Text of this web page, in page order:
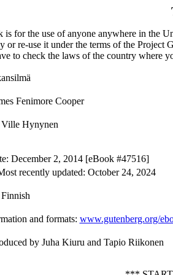
is for the use of anyone anywhere in the
or re-use it under the terms of the
to check the laws of the country where
Fenimore Cooper
Hynynen
: December 2, 2014 [eBook #47516]
recently updated: October 24, 2024
and formats: www.gutenberg.org/
by Juha Kiuru and Tapio Riikonen